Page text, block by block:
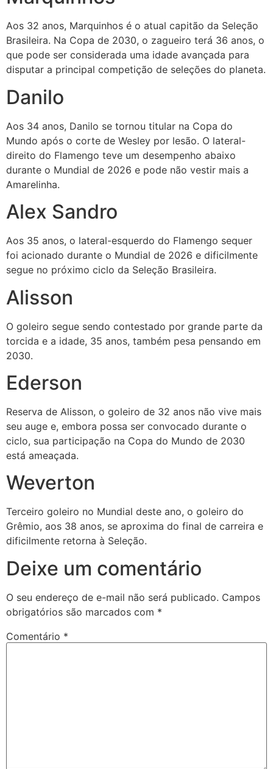
Aos 32 anos, Marquinhos é o atual capitão da Seleção
Brasileira. Na Copa de 2030, o zagueiro terá 36 anos, o
que pode ser considerada uma idade avançada para
disputar a principal competição de seleções do planeta.
Danilo
Aos 34 anos, Danilo se tornou titular na Copa do
Mundo após o corte de Wesley por lesão. O lateral-
direito do Flamengo teve um desempenho abaixo
durante o Mundial de 2026 e pode não vestir mais a
Amarelinha.
Alex Sandro
Aos 35 anos, o lateral-esquerdo do Flamengo sequer
foi acionado durante o Mundial de 2026 e dificilmente
segue no próximo ciclo da Seleção Brasileira.
Alisson
O goleiro segue sendo contestado por grande parte da
torcida e a idade, 35 anos, também pesa pensando em
2030.
Ederson
Reserva de Alisson, o goleiro de 32 anos não vive mais
seu auge e, embora possa ser convocado durante o
ciclo, sua participação na Copa do Mundo de 2030
está ameaçada.
Weverton
Terceiro goleiro no Mundial deste ano, o goleiro do
Grêmio, aos 38 anos, se aproxima do final de carreira e
dificilmente retorna à Seleção.
Deixe um comentário
O seu endereço de e-mail não será publicado. Campos
obrigatórios são marcados com *
Comentário *